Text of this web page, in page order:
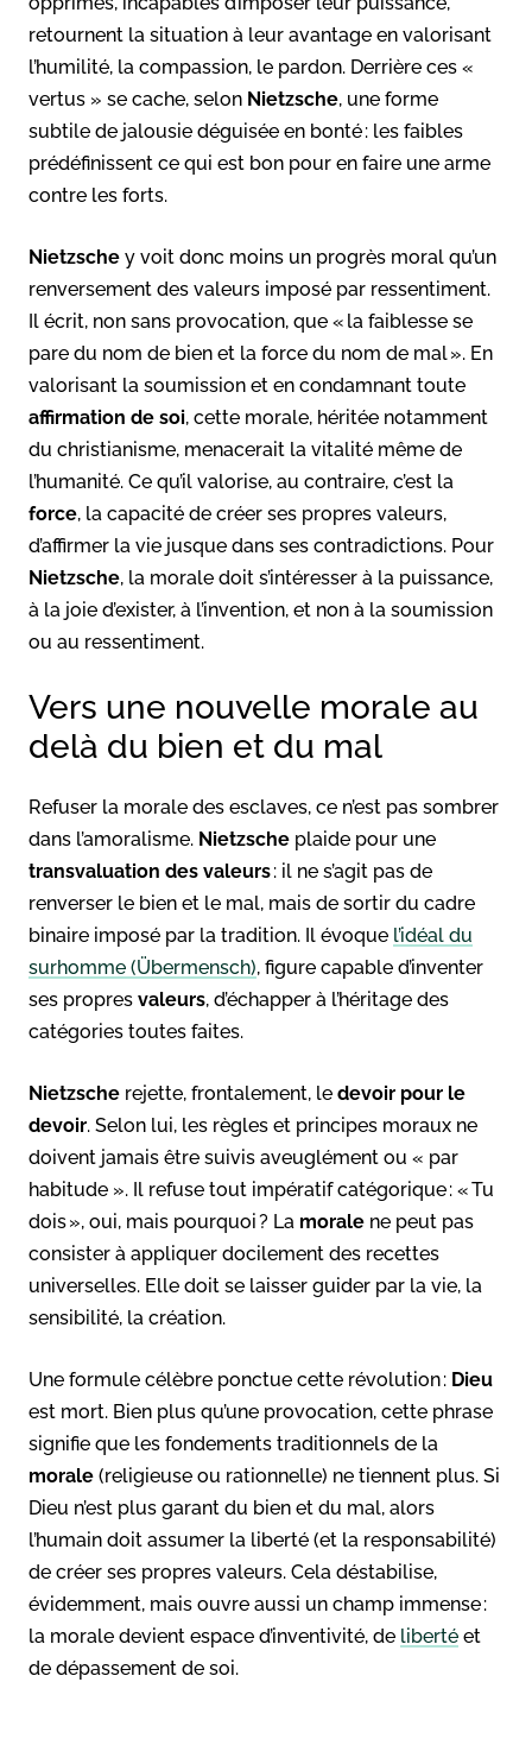
retournent la situation à leur avantage en valorisant
l’humilité, la compassion, le pardon. Derrière ces «
vertus » se cache, selon Nietzsche, une forme
subtile de jalousie déguisée en bonté : les faibles
prédéfinissent ce qui est bon pour en faire une arme
contre les forts.
Nietzsche y voit donc moins un progrès moral qu’un
renversement des valeurs imposé par ressentiment.
Il écrit, non sans provocation, que « la faiblesse se
pare du nom de bien et la force du nom de mal ». En
valorisant la soumission et en condamnant toute
affirmation de soi, cette morale, héritée notamment
du christianisme, menacerait la vitalité même de
l’humanité. Ce qu’il valorise, au contraire, c’est la
force, la capacité de créer ses propres valeurs,
d’affirmer la vie jusque dans ses contradictions. Pour
Nietzsche, la morale doit s’intéresser à la puissance,
à la joie d’exister, à l’invention, et non à la soumission
ou au ressentiment.
Vers une nouvelle morale au
delà du bien et du mal
Refuser la morale des esclaves, ce n’est pas sombrer
dans l’amoralisme. Nietzsche plaide pour une
transvaluation des valeurs: il ne s’agit pas de
renverser le bien et le mal, mais de sortir du cadre
binaire imposé par la tradition. Il évoque l’idéal du
surhomme (Übermensch), figure capable d’inventer
ses propres valeurs, d’échapper à l’héritage des
catégories toutes faites.
Nietzsche rejette, frontalement, le devoir pour le
devoir. Selon lui, les règles et principes moraux ne
doivent jamais être suivis aveuglément ou « par
habitude ». Il refuse tout impératif catégorique : « Tu
dois », oui, mais pourquoi ? La morale ne peut pas
consister à appliquer docilement des recettes
universelles. Elle doit se laisser guider par la vie, la
sensibilité, la création.
Une formule célèbre ponctue cette révolution : Dieu
est mort. Bien plus qu’une provocation, cette phrase
signifie que les fondements traditionnels de la
morale (religieuse ou rationnelle) ne tiennent plus. Si
Dieu n’est plus garant du bien et du mal, alors
l’humain doit assumer la liberté (et la responsabilité)
de créer ses propres valeurs. Cela déstabilise,
évidemment, mais ouvre aussi un champ immense :
la morale devient espace d’inventivité, de liberté et
de dépassement de soi.